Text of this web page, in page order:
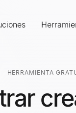
HERRAMIENTA